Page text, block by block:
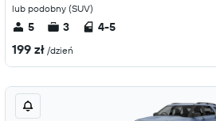
lub podobny (SUV)
5 3 4-5
199 zł /dzień